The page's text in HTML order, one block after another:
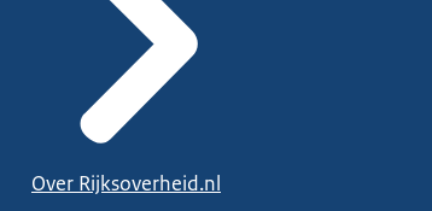
Over Rijksoverheid.nl